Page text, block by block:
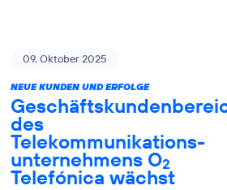
09. Oktober 2025
NEUE KUNDEN UND ERFOLGE
des
Telekommunikations­
unternehmens O2
Telefónica wächst